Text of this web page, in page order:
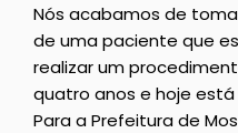
Nós acabamos de
de uma paciente que
realizar um
quatro anos e hoje
Para a Prefeitura de